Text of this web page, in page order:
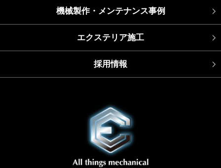
機械製作・メンテナンス事例
エクステリア施工
採用情報